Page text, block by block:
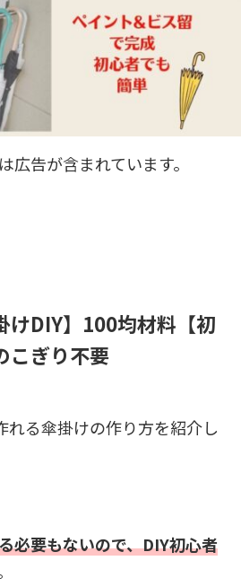
広告が含まれています。
けDIY】100均材料【初
こぎり不要
れる傘掛けの作り方を紹介し
必要もないので、DIY初心者